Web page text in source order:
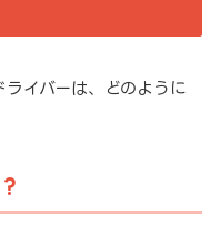
イバーは、どのように